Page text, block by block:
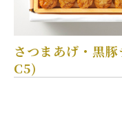
さつまあげ・黒
C5)